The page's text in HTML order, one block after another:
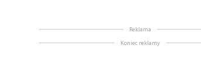
Reklama
Koniec reklamy